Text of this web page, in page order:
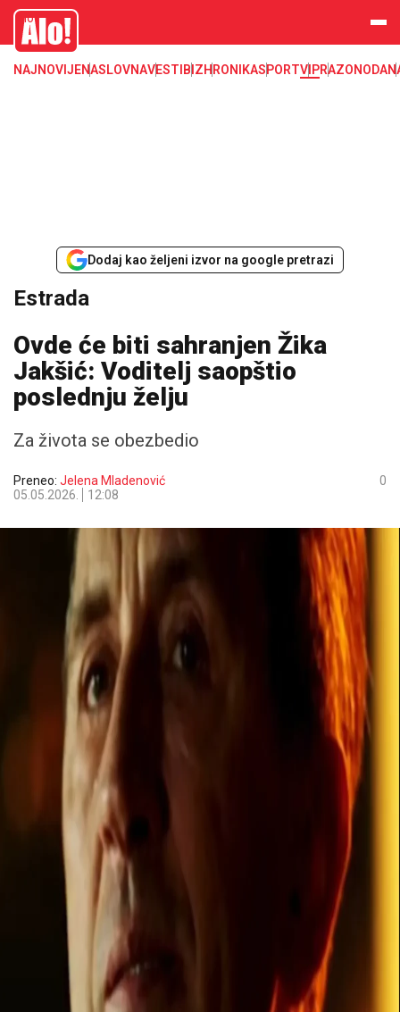
Estrada, poznati, VIP
Alo
NAJNOVIJENASLOVNAVESTI BIZHRONIKASPORTVIPRAZONODA
Dodaj kao željeni izvor na google pretrazi
Estrada
Ovde će biti sahranjen Žika
Jakšić: Voditelj saopštio
poslednju želju
Za života se obezbedio
Preneo: Jelena Mladenović
05.05.2026.
12:08
0